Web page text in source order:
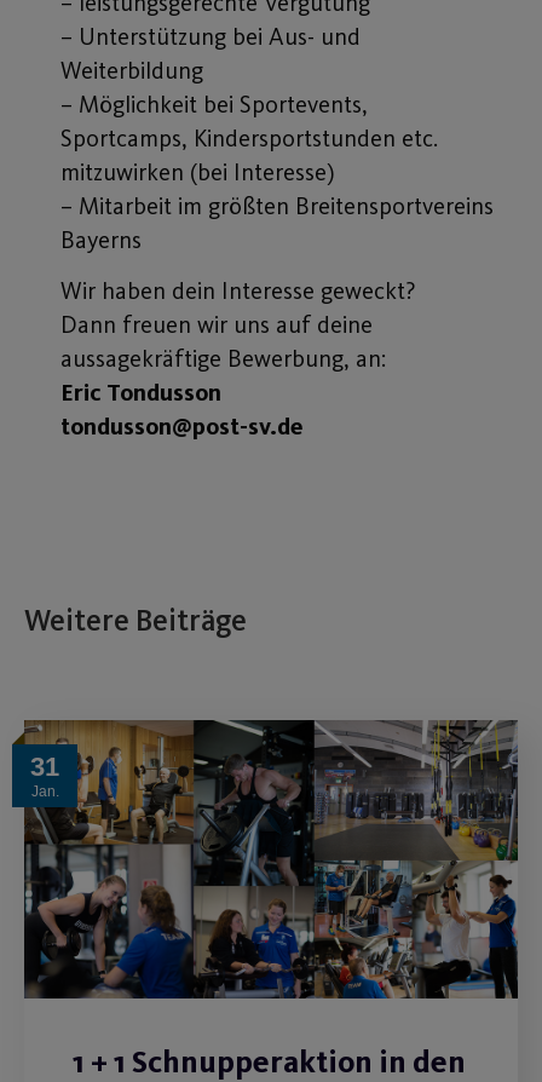
– Unterstützung bei Aus- und
Weiterbildung
– Möglichkeit bei Sportevents,
Sportcamps, Kindersportstunden etc.
mitzuwirken (bei Interesse)
– Mitarbeit im größten Breitensportvereins
Bayerns
Wir haben dein Interesse geweckt?
Dann freuen wir uns auf deine
aussagekräftige Bewerbung, an:
Eric Tondusson
tondusson@post-sv.de
Weitere Beiträge
31
Jan.
1 + 1 Schnupperaktion in den